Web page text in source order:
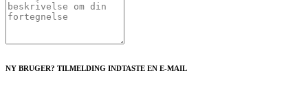
NY BRUGER? TILMELDING INDTASTE EN E-MAIL